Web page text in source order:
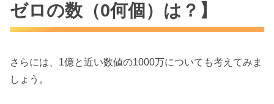
ゼロの数（0何個）は？】
さらには、1億と近い数値の1000万についても考えてみま
しょう。